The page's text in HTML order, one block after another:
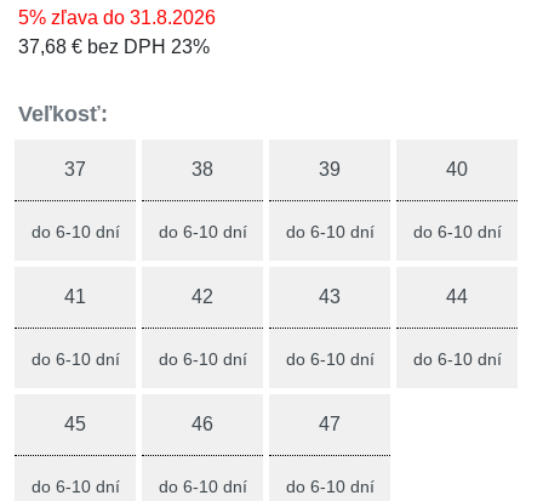
5% zľava do 31.8.2026
37,68 € bez DPH 23%
Veľkosť:
37
do 6-10 dní
38
do 6-10 dní
39
do 6-10 dní
40
do 6-10 dní
41
do 6-10 dní
42
do 6-10 dní
43
do 6-10 dní
44
do 6-10 dní
45
do 6-10 dní
46
do 6-10 dní
47
do 6-10 dní